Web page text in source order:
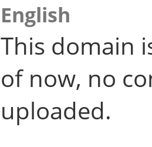
English
This domain
of now, no
uploaded.